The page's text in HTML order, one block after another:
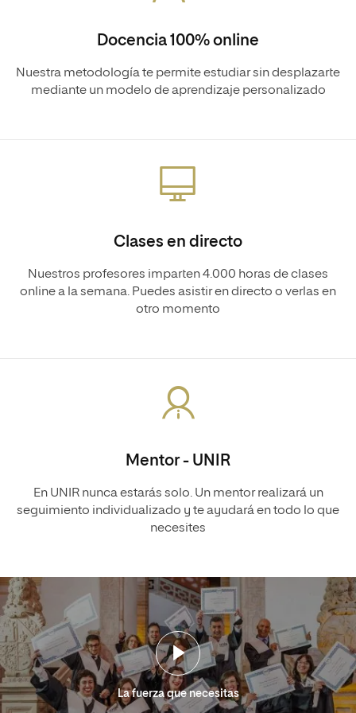
Docencia 100% online
Nuestra metodología te permite estudiar sin desplazarte
mediante un modelo de aprendizaje personalizado
Clases en directo
Nuestros profesores imparten 4.000 horas de clases
online a la semana. Puedes asistir en directo o verlas en
otro momento
Mentor - UNIR
En UNIR nunca estarás solo. Un mentor realizará un
seguimiento individualizado y te ayudará en todo lo que
necesites
La fuerza que necesitas